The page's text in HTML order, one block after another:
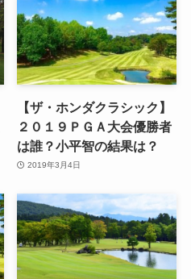
【ザ・ホンダクラシック】
２０１９ＰＧＡ大会優勝者
は誰？小平智の結果は？
2019年3月4日